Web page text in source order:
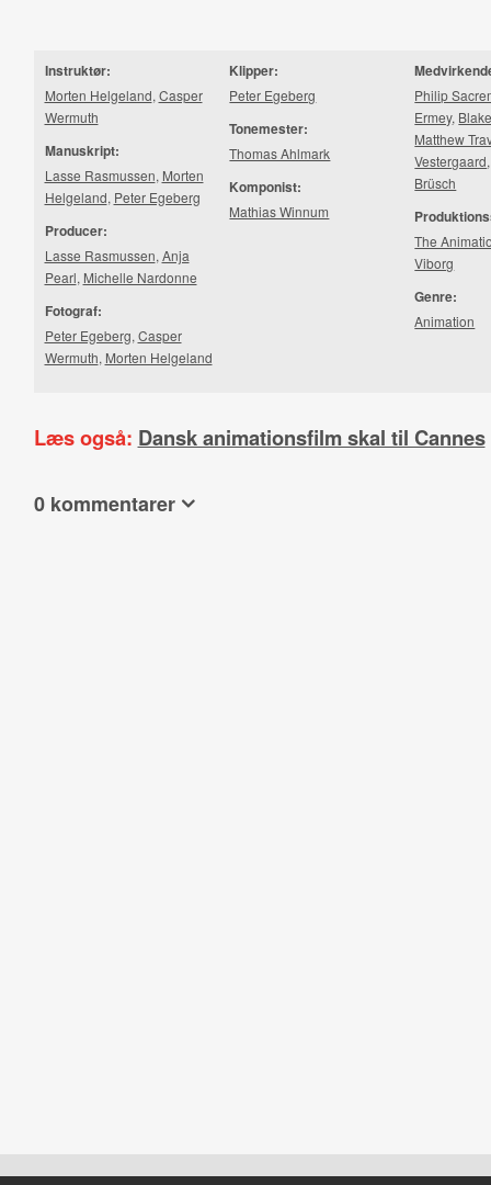
Instruktør:
Morten Helgeland, Casper
Wermuth
Manuskript:
Lasse Rasmussen, Morten
Helgeland, Peter Egeberg
Producer:
Lasse Rasmussen, Anja
Pearl, Michelle Nardonne
Fotograf:
Peter Egeberg, Casper
Wermuth, Morten Helgeland
Klipper:
Peter Egeberg
Tonemester:
Thomas Ahlmark
Komponist:
Mathias Winnum
Philip
Ermey,
Matthew
Vestergaard
Brüsch
The
Viborg
Genre:
Animation
Læs også: Dansk animationsfilm skal til Cannes
0 kommentarer